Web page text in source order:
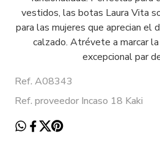
vestidos, las botas Laura Vita
para las mujeres que aprecian el
calzado. Atrévete a marcar
excepcional par
Ref. A08343
Ref. proveedor Incaso 18 Kaki